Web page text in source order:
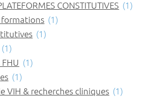
CONSTITUTIVES (1)
(1)
(1)
(1)
(1)
(1)
VIH & recherches cliniques (1)